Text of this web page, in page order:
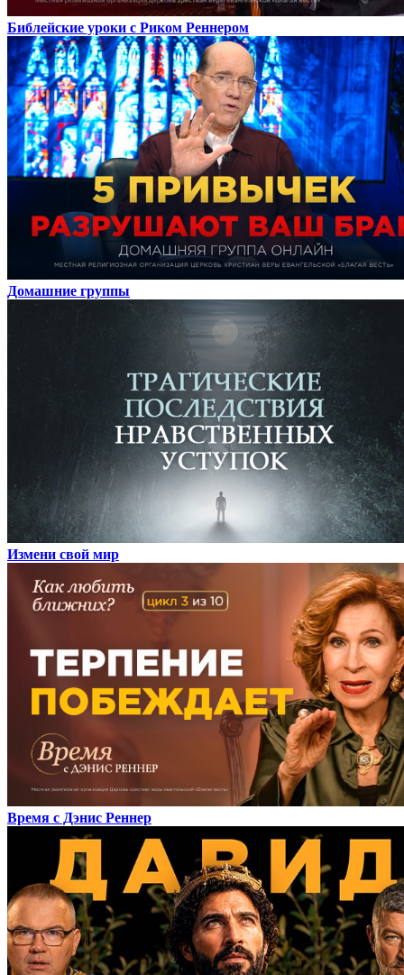
Библейские уроки с Риком Реннером
Домашние группы
Измени свой мир
Время с Дэнис Реннер